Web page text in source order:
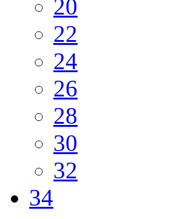
20
22
24
26
28
30
32
34